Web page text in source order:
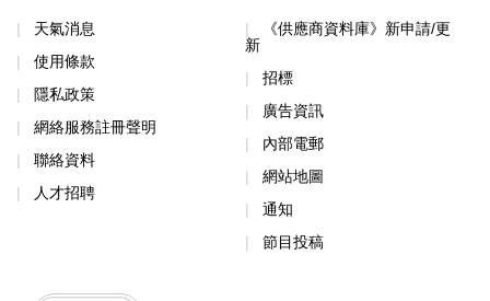
天氣消息
使用條款
隱私政策
網絡服務註冊聲明
聯絡資料
人才招聘
《供應商資料庫》新申請/更
新
招標
廣告資訊
內部電郵
網站地圖
通知
節目投稿